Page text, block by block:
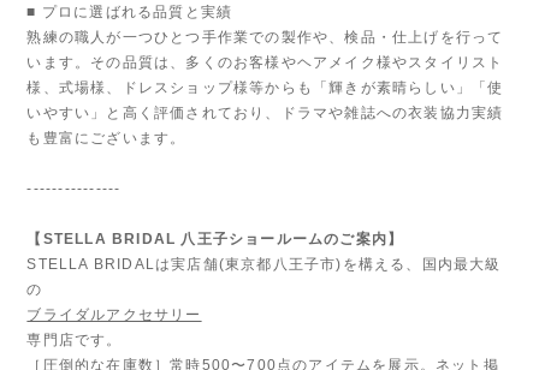
■ プロに選ばれる品質と実績
熟練の職人が一つひとつ手作業での製作や、検品・仕上げを行って
います。その品質は、多くのお客様やヘアメイク様やスタイリスト
様、式場様、ドレスショップ様等からも「輝きが素晴らしい」「使
いやすい」と高く評価されており、ドラマや雑誌への衣装協力実績
も豊富にございます。
---------------
【STELLA BRIDAL 八王子ショールームのご案内】
STELLA BRIDALは実店舗(東京都八王子市)を構える、国内最大級
の
ブライダルアクセサリー
専門店です。
［圧倒的な在庫数］常時500〜700点のアイテムを展示。ネット掲